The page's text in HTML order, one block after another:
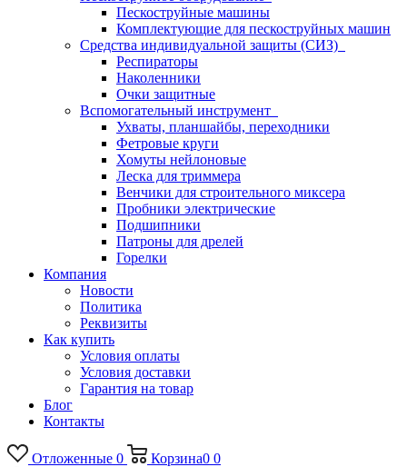
Пескоструйные машины
Комплектующие для пескоструйных машин
Средства индивидуальной защиты (СИЗ)
Респираторы
Наколенники
Очки защитные
Вспомогательный инструмент
Ухваты, планшайбы, переходники
Фетровые круги
Хомуты нейлоновые
Леска для триммера
Венчики для строительного миксера
Пробники электрические
Подшипники
Патроны для дрелей
Горелки
Компания
Новости
Политика
Реквизиты
Как купить
Условия оплаты
Условия доставки
Гарантия на товар
Блог
Контакты
Отложенные 0 Корзина0 0